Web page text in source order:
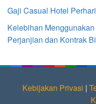
Gaji Casual Hotel
Kelebihan
Perjanjian dan Kontrak
Kebijakan Privasi |